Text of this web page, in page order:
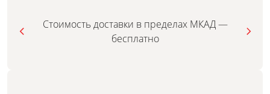
Стоимость доставки в пределах МКАД —
бесплатно